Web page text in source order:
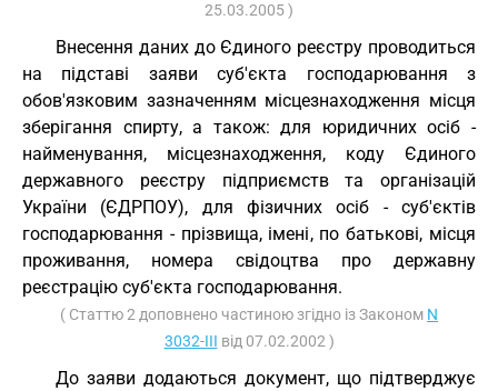
25.03.2005 )
Внесення даних до Єдиного реєстру проводиться
на підставі заяви суб'єкта господарювання з
обов'язковим зазначенням місцезнаходження місця
зберігання спирту, а також: для юридичних осіб -
найменування, місцезнаходження, коду Єдиного
державного реєстру підприємств та організацій
України (ЄДРПОУ), для фізичних осіб - суб'єктів
господарювання - прізвища, імені, по батькові, місця
проживання, номера свідоцтва про державну
реєстрацію суб'єкта господарювання.
( Статтю 2 доповнено частиною згідно із Законом N
3032-III від 07.02.2002 )
До заяви додаються документ, що підтверджує